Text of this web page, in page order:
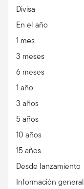
Divisa
En el año
1 mes
3 meses
6 meses
1 año
3 años
5 años
10 años
15 años
Desde lanzamiento
Información general